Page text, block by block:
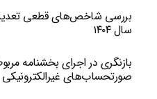
بررسی شاخص‌های قطعی
سال ۱۴۰۴
بازنگری در اجرای بخشنامه
صورتحساب‌های غیرالکترونیکی